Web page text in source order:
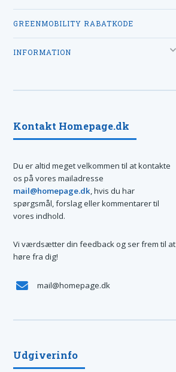
GREENMOBILITY RABATKODE
INFORMATION
Kontakt Homepage.dk
Du er altid meget velkommen til at kontakte
os på vores mailadresse
mail@homepage.dk, hvis du har
spørgsmål, forslag eller kommentarer til
vores indhold.
Vi værdsætter din feedback og ser frem til at
høre fra dig!
mail@homepage.dk
Udgiverinfo